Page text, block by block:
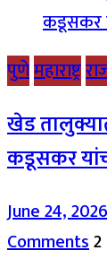
पुणेमहाराष्ट्र
खेड
कडूसकर
June 24, 2026
Comments